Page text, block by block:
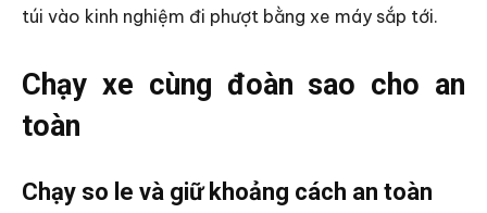
túi vào kinh nghiệm đi phượt bằng xe máy sắp tới.
Chạy xe cùng đoàn sao cho an
toàn
Chạy so le và giữ khoảng cách an toàn